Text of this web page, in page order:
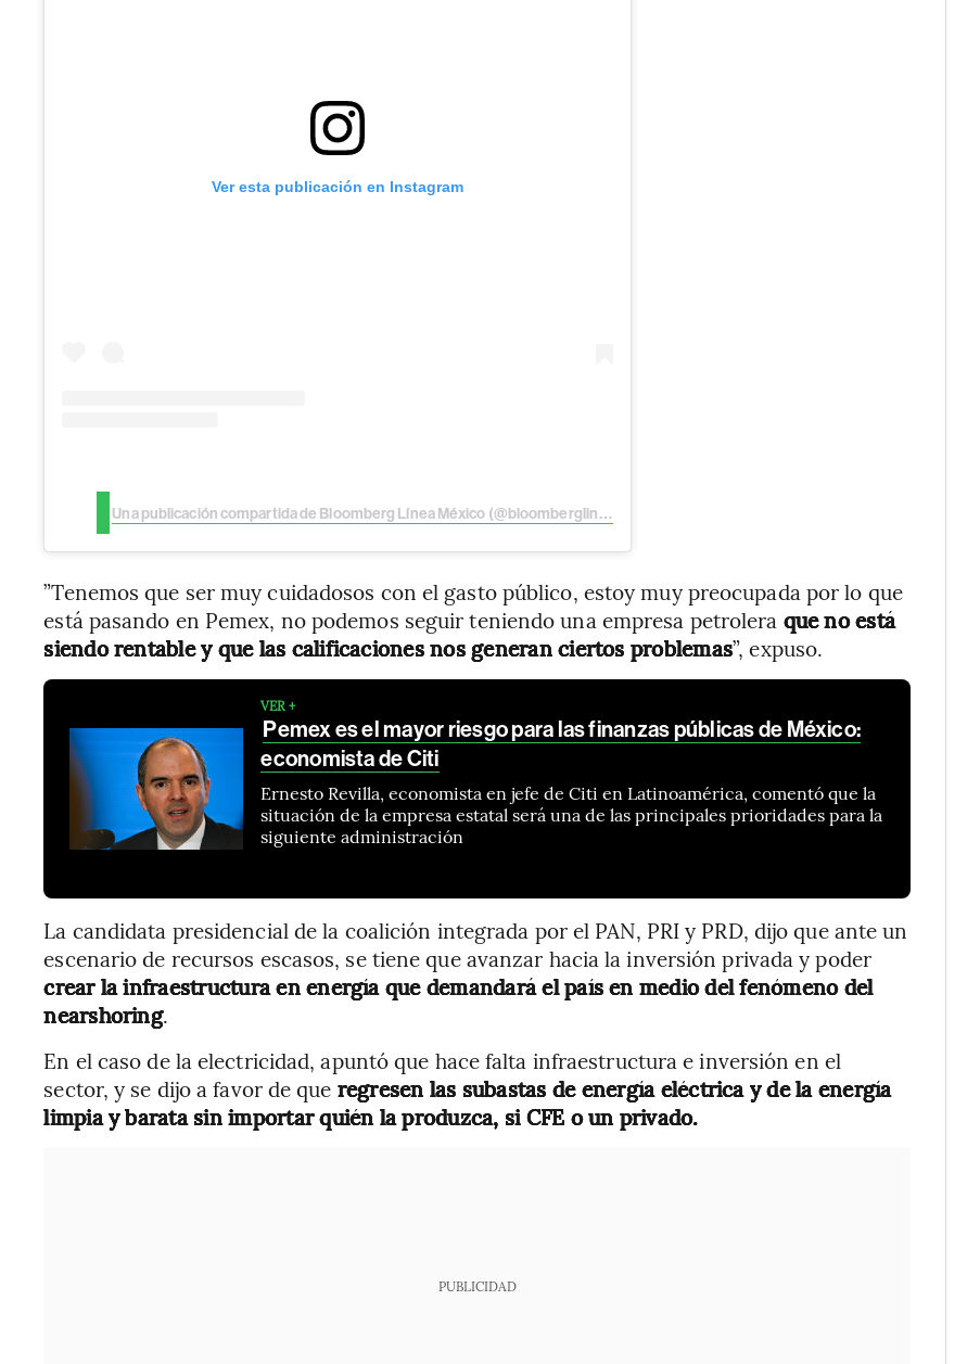
Ver esta publicación en Instagram
Una publicación compartida de Bloomberg Línea México (@bloomberglineamexico)
”Tenemos que ser muy cuidadosos con el gasto público, estoy muy preocupada por lo que
está pasando en Pemex, no podemos seguir teniendo una empresa petrolera que no está
siendo rentable y que las calificaciones nos generan ciertos problemas”, expuso.
VER +
Pemex es el mayor riesgo para las finanzas públicas de México:
economista de Citi
Ernesto Revilla, economista en jefe de Citi en Latinoamérica, comentó que la
situación de la empresa estatal será una de las principales prioridades para la
siguiente administración
La candidata presidencial de la coalición integrada por el PAN, PRI y PRD, dijo que ante un
escenario de recursos escasos, se tiene que avanzar hacia la inversión privada y poder
crear la infraestructura en energía que demandará el país en medio del fenómeno del
nearshoring.
En el caso de la electricidad, apuntó que hace falta infraestructura e inversión en el
sector, y se dijo a favor de que regresen las subastas de energía eléctrica y de la energía
limpia y barata sin importar quién la produzca, si CFE o un privado.
PUBLICIDAD